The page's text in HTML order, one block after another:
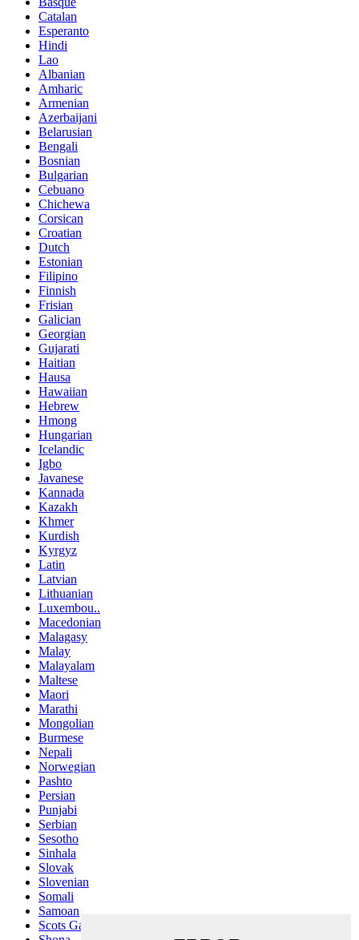
Catalan
Esperanto
Hindi
Lao
Albanian
Amharic
Armenian
Azerbaijani
Belarusian
Bengali
Bosnian
Bulgarian
Cebuano
Chichewa
Corsican
Croatian
Dutch
Estonian
Filipino
Finnish
Frisian
Galician
Georgian
Gujarati
Haitian
Hausa
Hawaiian
Hebrew
Hmong
Hungarian
Icelandic
Igbo
Javanese
Kannada
Kazakh
Khmer
Kurdish
Kyrgyz
Latin
Latvian
Lithuanian
Luxembou..
Macedonian
Malagasy
Malay
Malayalam
Maltese
Maori
Marathi
Mongolian
Burmese
Nepali
Norwegian
Pashto
Persian
Punjabi
Serbian
Sesotho
Sinhala
Slovak
Slovenian
Somali
Samoan
Scots Gaelic